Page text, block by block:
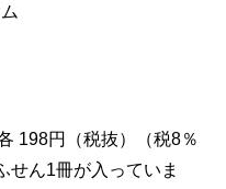
198円（税抜）（税8％
せん1冊が入っていま